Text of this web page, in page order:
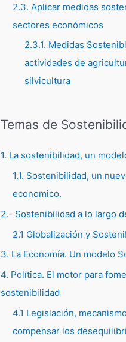
2.3. Aplicar medidas
sectores económicos
2.3.1. Medidas
actividades de
silvicultura
Temas de
1. La sostenibilidad, un
1.1. Sostenibilidad, un
economico.
2.- Sostenibilidad a lo largo
2.1 Globalización y
3. La Economía. Un modelo
4. Política. El motor para
sostenibilidad
4.1 Legislación,
compensar los